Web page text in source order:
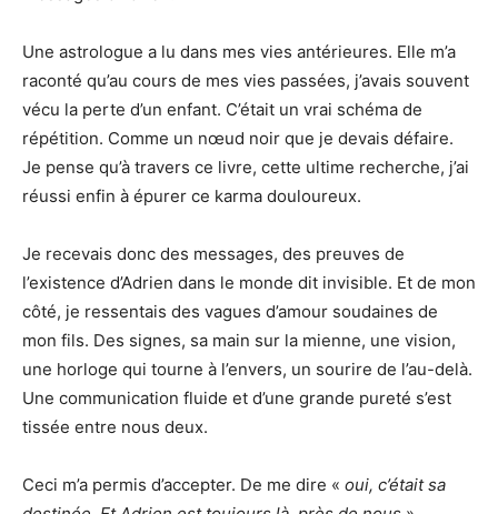
Une astrologue a lu dans mes vies antérieures. Elle m’a
raconté qu’au cours de mes vies passées, j’avais souvent
vécu la perte d’un enfant. C’était un vrai schéma de
répétition. Comme un nœud noir que je devais défaire.
Je pense qu’à travers ce livre, cette ultime recherche, j’ai
réussi enfin à épurer ce karma douloureux.
Je recevais donc des messages, des preuves de
l’existence d’Adrien dans le monde dit invisible. Et de mon
côté, je ressentais des vagues d’amour soudaines de
mon fils. Des signes, sa main sur la mienne, une vision,
une horloge qui tourne à l’envers, un sourire de l’au-delà.
Une communication fluide et d’une grande pureté s’est
tissée entre nous deux.
Ceci m’a permis d’accepter. De me dire « oui, c’était sa